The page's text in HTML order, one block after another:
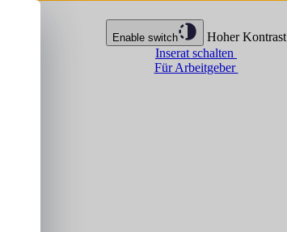
Enable switch
Hoher Kontrast
Inserat schalten
Für Arbeitgeber